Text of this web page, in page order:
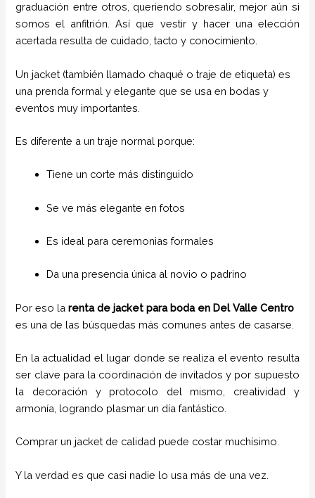
graduación entre otros, queriendo sobresalir, mejor aún si
somos el anfitrión. Así que vestir y hacer una elección
acertada resulta de cuidado, tacto y conocimiento.
Un jacket (también llamado chaqué o traje de etiqueta) es
una prenda formal y elegante que se usa en bodas y
eventos muy importantes.
Es diferente a un traje normal porque:
Tiene un corte más distinguido
Se ve más elegante en fotos
Es ideal para ceremonias formales
Da una presencia única al novio o padrino
Por eso larenta de jacket para boda en Del Valle Centro
es una de las búsquedas más comunes antes de casarse.
En la actualidad el lugar donde se realiza el evento resulta
ser clave para la coordinación de invitados y por supuesto
la decoración y protocolo del mismo, creatividad y
armonía, logrando plasmar un día fantástico.
Comprar un jacket de calidad puede costar muchísimo.
Y la verdad es que casi nadie lo usa más de una vez.